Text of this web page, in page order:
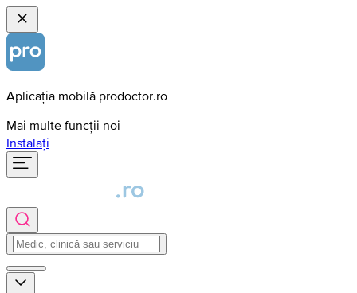
Aplicația mobilă prodoctor.ro
Mai multe funcții noi
Instalați